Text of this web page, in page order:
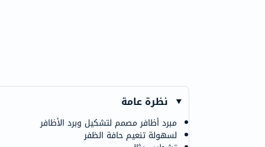
نظرة عامة
مبرد أظافر مصمم لتشكيل وبرد الأظافر
لسهولة تنعيم حافة الظفر